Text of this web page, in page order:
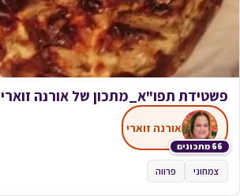
פשטידת תפו"א_מתכון של אורנה זוארי
66 מתכונים
אורנה זוארי
צמחוני פרווה